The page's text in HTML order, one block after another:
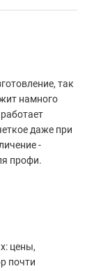
так
намного
даже при
-
профи.
цены,
почти